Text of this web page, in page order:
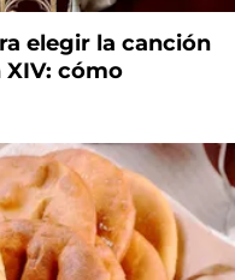
elegir la canción
XIV: cómo